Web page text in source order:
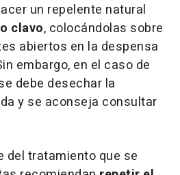
un repelente natural
clavo, colocándolas sobre
abiertos en la despensa
embargo, en el caso de
debe desechar la
y se aconseja consultar
del tratamiento que se